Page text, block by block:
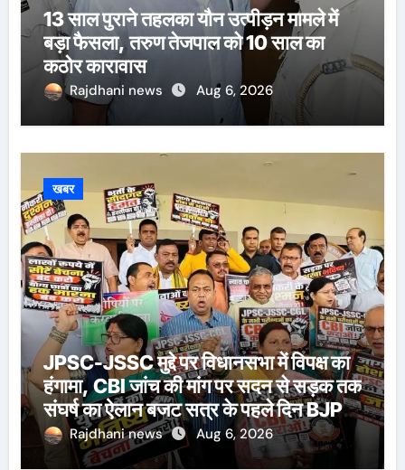
13 साल पुराने तहलका यौन उत्पीड़न मामले में
बड़ा फैसला, तरुण तेजपाल को 10 साल का
कठोर कारावास
Rajdhani news Aug 6, 2026
खबर
JPSC-JSSC मुद्दे पर विधानसभा में विपक्ष का
हंगामा, CBI जांच की मांग पर सदन से सड़क तक
संघर्ष का ऐलान बजट सत्र के पहले दिन BJP-
आजसू और LJP विधायकों का प्रदर्शन,
श्रद्धांजलि के बाद सदन की कार्यवाही शुक्रवार
Rajdhani news Aug 6, 2026